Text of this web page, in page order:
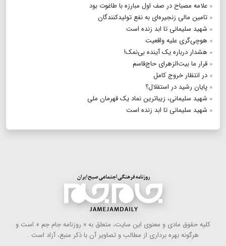
علامه مصباح در صف اول مبارزه با طاغوت بود
تامین مالی زنجیره‌ای به نفع تولیدکنندگان
شهید سلیمانی تا ابد زنده است
هوچی‌گری علیه واقعیت
هشدار درباره یک آینده بی‌نمک!
قرار ما بیت‌الزهرای حاج‌قاسم
در انتظار خروج کامل
پایان رشید در استقلال؟
شهید سلیمانی، زیباترین نماد یک قهرمان ملی
شهید سلیمانی تا ابد زنده است
كلیه حقوق مادی و معنوی این سایت، متعلق به « روزنامه جام جم » است و
هرگونه بهره ‌برداری از مطالب و تصاویر آن با ذكر منبع، آزاد است .